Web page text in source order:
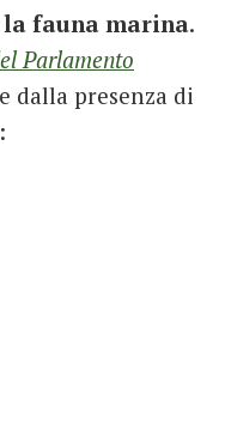
fauna marina.
Parlamento
dalla presenza di